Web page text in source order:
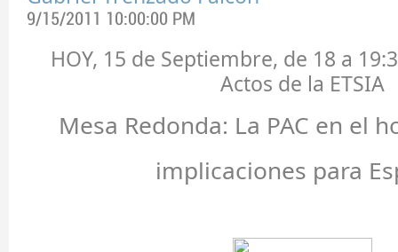
9/15/2011 10:00:00 PM
HOY, 15 de Septiembre, de 18 a
Actos de la ETSIA
Mesa Redonda: La PAC en el
implicaciones para